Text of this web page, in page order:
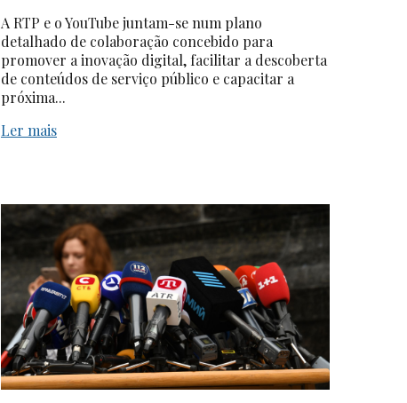
A RTP e o YouTube juntam-se num plano
detalhado de colaboração concebido para
promover a inovação digital, facilitar a descoberta
de conteúdos de serviço público e capacitar a
próxima...
Ler mais